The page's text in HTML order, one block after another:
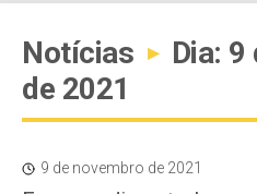
Notícias ▸
Dia:
de 2021
9 de novembro de 2021